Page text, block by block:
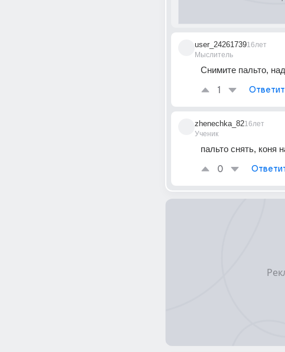
user_24261739
Мыслитель
16лет
Снимите пальто,
1
zhenechka_82
Ученик
16лет
пальто снять, коня
0